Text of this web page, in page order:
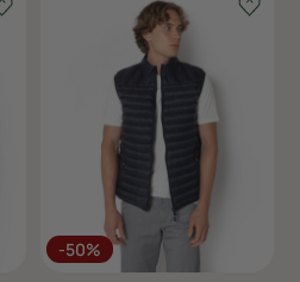
-50%